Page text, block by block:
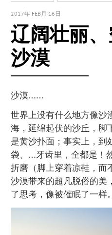
2017年 FEB月 16日
辽阔壮丽
沙漠
沙漠……
世界上没有什么地方像沙
海，延绵起伏的沙丘，脚
是黄沙扑面；事实上，到
袋、…牙齿里，全都是！
折磨（脚上穿着凉鞋，
沙漠带来的超凡脱俗的美
了思考，像被催眠了一样